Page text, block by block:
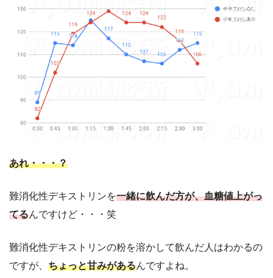
あれ・・・？
難消化性デキストリンを一緒に飲んだ方が、血糖値上がっ
てるんですけど・・・笑
難消化性デキストリンの粉を溶かして飲んだ人はわかるの
ですが、 ちょっと甘みがあるんですよね。